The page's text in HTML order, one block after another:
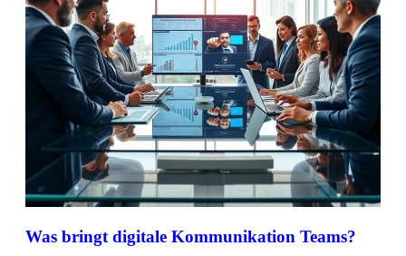
Was bringt digitale Kommunikation Teams?